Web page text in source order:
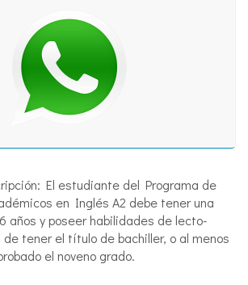
El estudiante del Programa de
en Inglés A2 debe tener una
años y poseer habilidades de lecto-
tener el título de bachiller, o al menos
el noveno grado.